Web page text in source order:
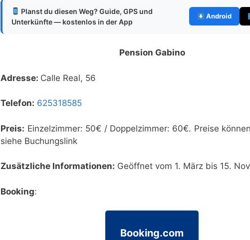
Planst du diesen Weg? Guide, GPS und
Unterkünfte — kostenlos in der App
Android
Pension Gabino
Adresse: Calle Real, 56
Telefon: 625318585
Preis: Einzelzimmer: 50€ / Doppelzimmer: 60€. Preise
siehe Buchungslink
Zusätzliche Informationen: Geöffnet vom 1. März bis 15.
Booking:
Booking.com